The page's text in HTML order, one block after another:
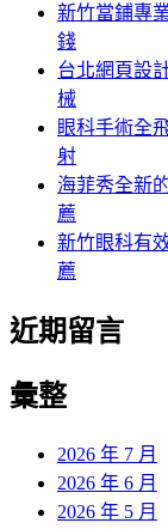
新竹當鋪專
錢
台北網頁設
械
眼科手術全
射
海菲秀全新
薦
新竹眼科有
薦
近期留言
彙整
2026 年 7 月
2026 年 6 月
2026 年 5 月